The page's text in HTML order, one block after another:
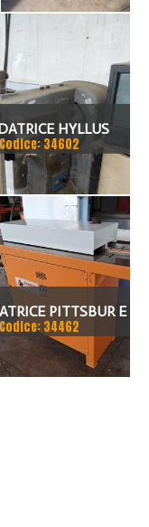
HYLLUS
34602
PITTSBUR E
RAS
Codice: 34462